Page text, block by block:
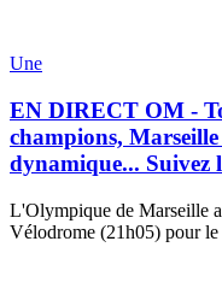
Une
EN DIRECT OM -
champions,
dynamique... Suivez
L'Olympique de Marseille
Vélodrome (21h05) pour le